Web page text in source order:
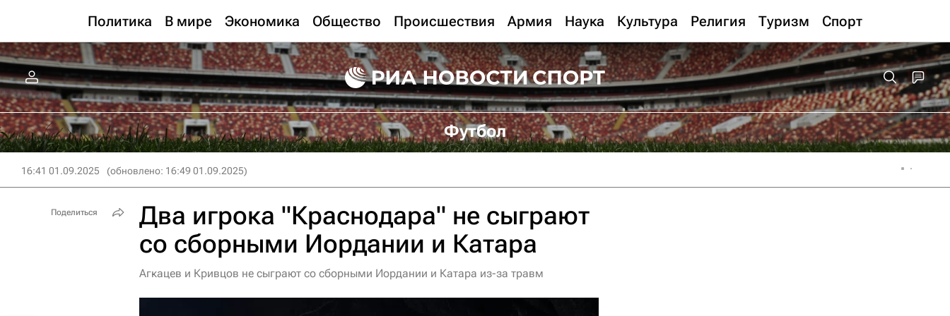
Политика В мире Экономика Общество Происшествия Армия Наука Культура Религия Туризм Спорт
Футбол
16:41 01.09.2025 (обновлено: 16:49 01.09.2025)
Два игрока "Краснодара" не сыграют
со сборными Иордании и Катара
Агкацев и Кривцов не сыграют со сборными Иордании и Катара из-за травм
Поделиться